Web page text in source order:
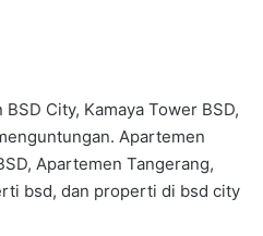
BSD City, Kamaya Tower BSD,
Apartemen
Apartemen Tangerang,
bsd, dan properti di bsd city